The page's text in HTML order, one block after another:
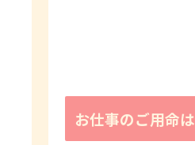
お仕事のご用命